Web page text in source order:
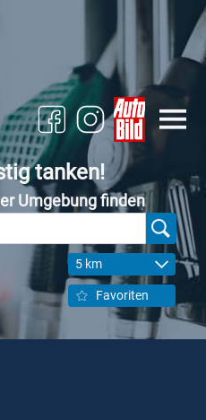
tanken!
Umgebung finden
5 km
Favoriten